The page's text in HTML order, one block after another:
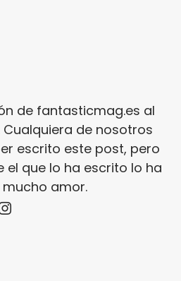
de fantasticmag.es al
Cualquiera de nosotros
escrito este post, pero
el que lo ha escrito lo ha
amor.